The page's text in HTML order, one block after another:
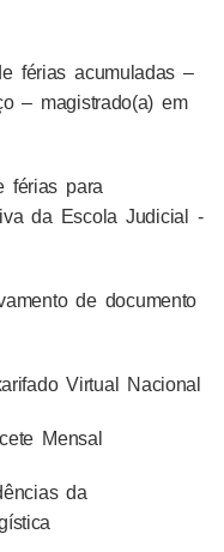
férias acumuladas –
– magistrado(a) em
férias para
da Escola Judicial -
de documento
Virtual Nacional
Mensal
da